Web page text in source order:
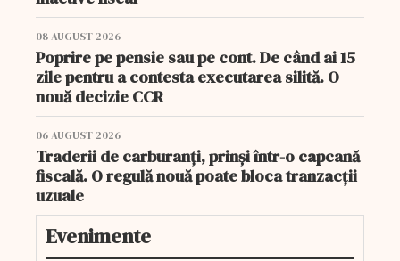
08 AUGUST 2026
Poprire pe pensie sau pe cont. De când ai 15
zile pentru a contesta executarea silită. O
nouă decizie CCR
06 AUGUST 2026
Traderii de carburanți, prinși într-o capcană
fiscală. O regulă nouă poate bloca tranzacții
uzuale
Evenimente